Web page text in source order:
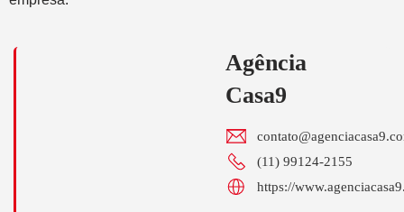
Agência
Casa9
(11) 99124-2155
https://